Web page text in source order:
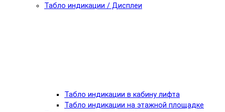
Табло индикации / Дисплеи
Табло индикации в кабину лифта
Табло индикации на этажной площадке